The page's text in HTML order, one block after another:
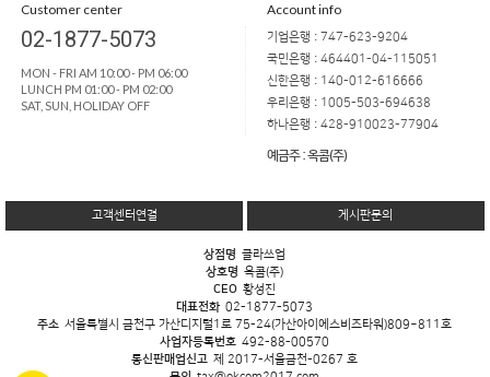
Customer center
02-1877-5073
MON - FRI AM 10:00 - PM 06:00
LUNCH PM 01:00 - PM 02:00
SAT, SUN, HOLIDAY OFF
Account info
기업은행 : 747-623-9204
국민은행 : 464401-04-115051
신한은행 : 140-012-616666
우리은행 : 1005-503-694638
하나은행 : 428-910023-77904
예금주 : 옥콤(주)
고객센터연결 게시판문의
상점명 클라쓰업
상호명 옥콤(주)
CEO 황성진
대표전화 02-1877-5073
주소 서울특별시 금천구 가산디지털1로 75-24(가산아이에스비즈타워)809~811호
사업자등록번호 492-88-00570
통신판매업신고 제 2017-서울금천-0267 호